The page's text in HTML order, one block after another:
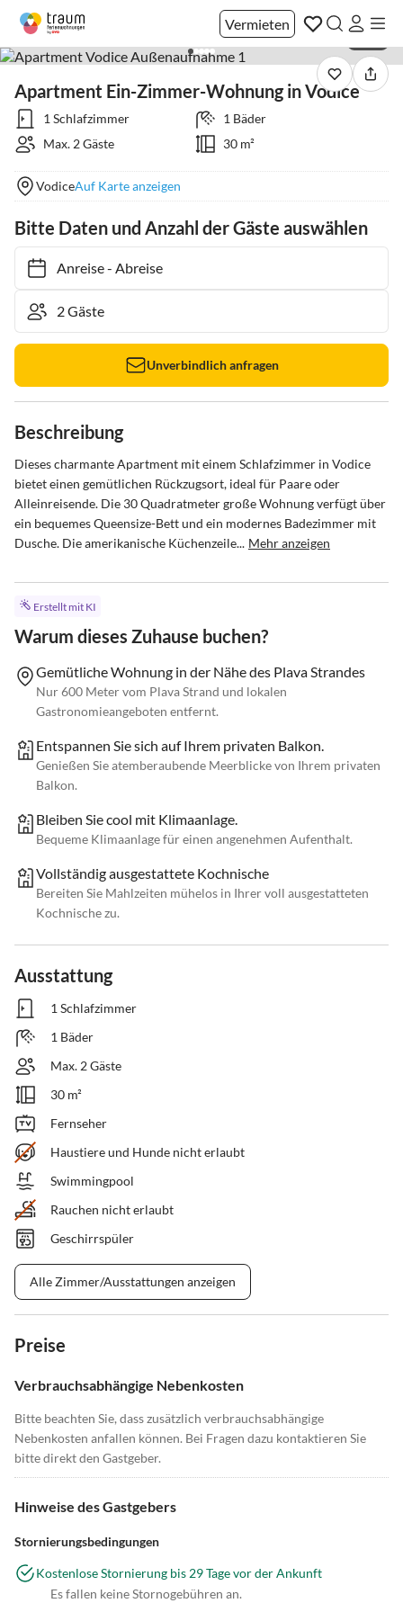
Vermieten
Apartment Ein-Zimmer-Wohnung in Vodice
1 Schlafzimmer
1 Bäder
Max. 2 Gäste
30 m²
VodiceAuf Karte anzeigen
Bitte Daten und Anzahl der Gäste auswählen
Anreise- Abreise
Unverbindlich anfragen
Beschreibung
Dieses charmante Apartment mit einem Schlafzimmer in Vodice
bietet einen gemütlichen Rückzugsort, ideal für Paare oder
Alleinreisende. Die 30 Quadratmeter große Wohnung verfügt über
ein bequemes Queensize-Bett und ein modernes Badezimmer mit
Dusche. Die amerikanische Küchenzeile... Mehr anzeigen
Erstellt mit KI
Warum dieses Zuhause buchen?
Gemütliche Wohnung in der Nähe des Plava Strandes
Nur 600 Meter vom Plava Strand und lokalen
Gastronomieangeboten entfernt.
Entspannen Sie sich auf Ihrem privaten Balkon.
Genießen Sie atemberaubende Meerblicke von Ihrem privaten
Balkon.
Bleiben Sie cool mit Klimaanlage.
Bequeme Klimaanlage für einen angenehmen Aufenthalt.
Vollständig ausgestattete Kochnische
Bereiten Sie Mahlzeiten mühelos in Ihrer voll ausgestatteten
Kochnische zu.
Ausstattung
1 Schlafzimmer
1 Bäder
Max. 2 Gäste
30 m²
Fernseher
Haustiere und Hunde nicht erlaubt
Swimmingpool
Rauchen nicht erlaubt
Geschirrspüler
Alle Zimmer/Ausstattungen anzeigen
Preise
Verbrauchsabhängige Nebenkosten
Bitte beachten Sie, dass zusätzlich verbrauchsabhängige
Nebenkosten anfallen können. Bei Fragen dazu kontaktieren Sie
bitte direkt den Gastgeber.
Hinweise des Gastgebers
Stornierungsbedingungen
Kostenlose Stornierung bis 29 Tage vor der Ankunft
Es fallen keine Stornogebühren an.